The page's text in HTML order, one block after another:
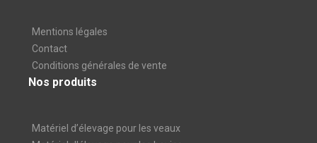
Mentions légales
Contact
Conditions générales de vente
Nos produits
Matériel d’élevage pour les veaux